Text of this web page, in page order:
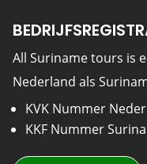
All Suriname tours is
Nederland als
KVK Nummer
KKF Nummer